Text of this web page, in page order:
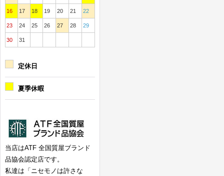
16 17 18 19 20 21 22
23 24 25 26 27 28 29
30 31
定休日
夏季休暇
当店はATF 全国質屋ブランド
品協会認定店です。
私達は「ニセモノは許さな